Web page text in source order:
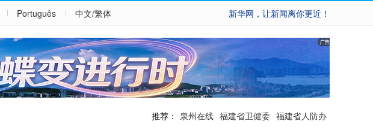
Português 中文/繁体 新华网，让新闻离你更近！
推荐： 泉州在线 福建省卫健委 福建省人防办